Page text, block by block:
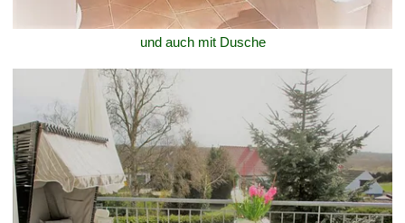
und auch mit Dusche